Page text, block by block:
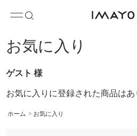
お気に入り
ゲスト 様
お気に入りに登録された商品はあ
ホーム > お気に入り